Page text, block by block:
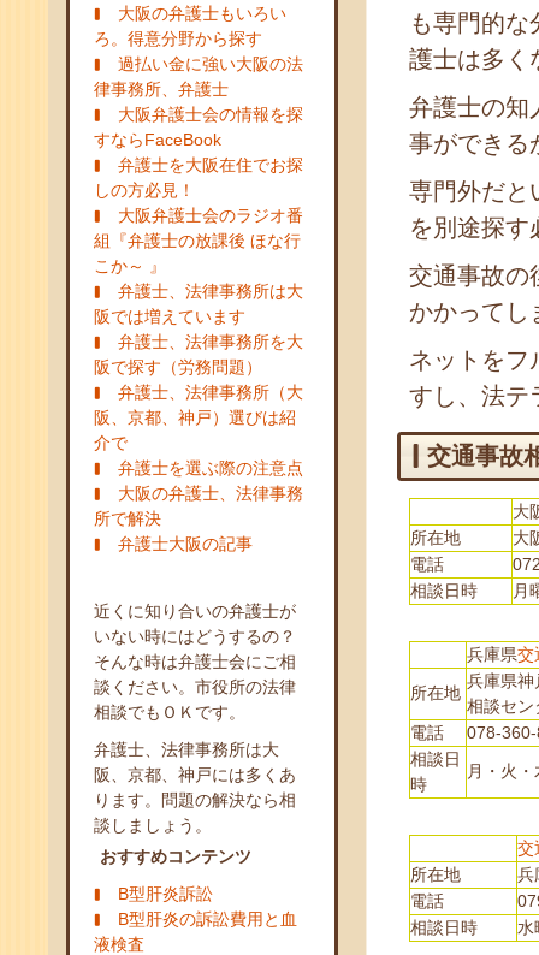
大阪の弁護士もいろい
ろ。得意分野から探す
過払い金に強い大阪の法
律事務所、弁護士
大阪弁護士会の情報を探
すならFaceBook
弁護士を大阪在住でお探
しの方必見！
大阪弁護士会のラジオ番
組『弁護士の放課後 ほな行
こか～ 』
弁護士、法律事務所は大
阪では増えています
弁護士、法律事務所を大
阪で探す（労務問題）
弁護士、法律事務所（大
阪、京都、神戸）選びは紹
介で
弁護士を選ぶ際の注意点
大阪の弁護士、法律事務
所で解決
弁護士大阪の記事
近くに知り合いの弁護士が
いない時にはどうするの？
そんな時は弁護士会にご相
談ください。市役所の法律
相談でもＯＫです。
弁護士、法律事務所は大
阪、京都、神戸には多くあ
ります。問題の解決なら相
談しましょう。
おすすめコンテンツ
B型肝炎訴訟
B型肝炎の訴訟費用と血
液検査
も専門的
護士は多く
弁護士の知
事ができる
専門外だと
を別途探す
交通事故の
かかってし
ネットをフ
すし、法テ
交通事故
大
所在地
大
電話
相談日時
月
兵庫県交
所在地
兵庫県神
相談セン
電話
078-
相談日
時
月・火
交
所在地
兵
電話
相談日時
水